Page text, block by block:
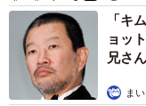
「キ
ョッ
兄さん
ま